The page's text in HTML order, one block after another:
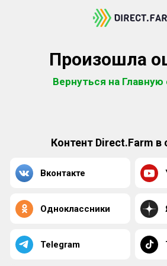
Произошла
Вернуться на Главную
Контент Direct.Farm в
Вконтакте
Одноклассники
Telegram